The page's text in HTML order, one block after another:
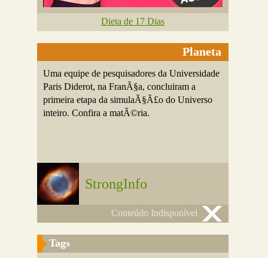
Dieta de 17 Dias
Planeta
Uma equipe de pesquisadores da Universidade
Paris Diderot, na FranÃ§a, concluiram a
primeira etapa da simulaÃ§Ã£o do Universo
inteiro. Confira a matÃ©ria.
StrongInfo
Conteúdo Indisponível
Tags